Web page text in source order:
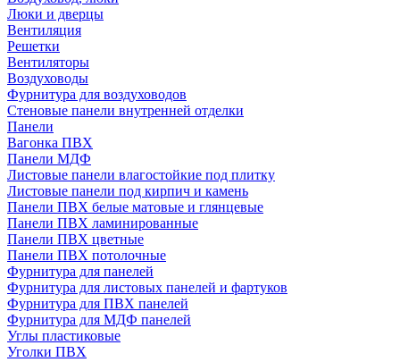
Люки и дверцы
Вентиляция
Решетки
Вентиляторы
Воздуховоды
Фурнитура для воздуховодов
Стеновые панели внутренней отделки
Панели
Вагонка ПВХ
Панели МДФ
Листовые панели влагостойкие под плитку
Листовые панели под кирпич и камень
Панели ПВХ белые матовые и глянцевые
Панели ПВХ ламинированные
Панели ПВХ цветные
Панели ПВХ потолочные
Фурнитура для панелей
Фурнитура для листовых панелей и фартуков
Фурнитура для ПВХ панелей
Фурнитура для МДФ панелей
Углы пластиковые
Уголки ПВХ